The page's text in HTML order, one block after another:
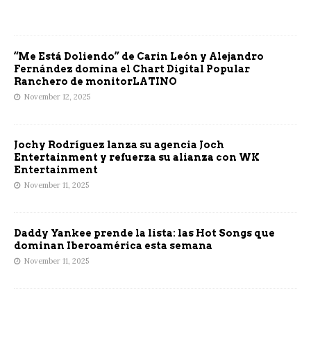
“Me Está Doliendo” de Carin León y Alejandro
Fernández domina el Chart Digital Popular
Ranchero de monitorLATINO
November 12, 2025
Jochy Rodríguez lanza su agencia Joch
Entertainment y refuerza su alianza con WK
Entertainment
November 11, 2025
Daddy Yankee prende la lista: las Hot Songs que
dominan Iberoamérica esta semana
November 11, 2025